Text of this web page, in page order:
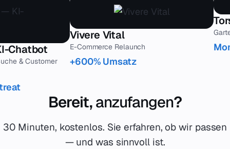
Chatbot
& Customer
Vivere Vital
E-Commerce Relaunch
+600% Umsatz
Bereit,anzufangen?
30 Minuten, kostenlos. Sie erfahren, ob wir passen
— und was sinnvoll ist.